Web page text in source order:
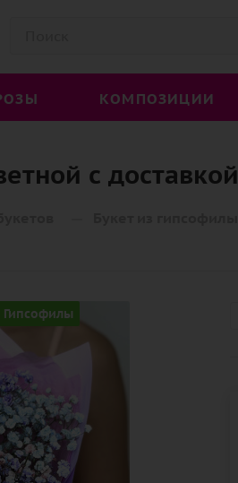
КОМПОЗИЦИИ
с доставкой
Гипсофилы